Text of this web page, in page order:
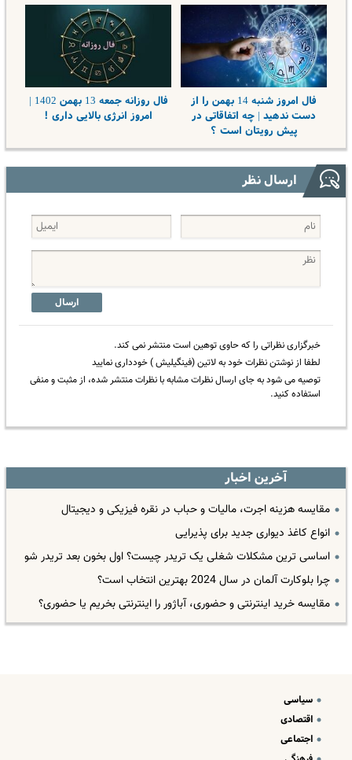
فال امروز شنبه 14 بهمن را از
دست ندهید | چه اتفاقاتی در
پیش رویتان است ؟
فال روزانه جمعه 13 بهمن 1402 |
امروز انرژی بالایی داری !
ارسال نظر
ارسال
خبرگزاری نظراتی را که حاوی توهین است منتشر نمی کند.
لطفا از نوشتن نظرات خود به لاتین (فینگیلیش ) خودداری نمایید
توصیه می شود به جای ارسال نظرات مشابه با نظرات منتشر شده، از مثبت و منفی
استفاده کنید.
آخرین اخبار
مقایسه هزینه اجرت، مالیات و حباب در نقره فیزیکی و دیجیتال
انواع کاغذ دیواری جدید برای پذیرایی
اساسی ترین مشکلات شغلی یک تریدر چیست؟ اول بخون بعد تریدر شو
چرا بلوکارت آلمان در سال 2024 بهترین انتخاب است؟
مقایسه خرید اینترنتی و حضوری، آباژور را اینترنتی بخریم یا حضوری؟
سیاسی
اقتصادی
اجتماعی